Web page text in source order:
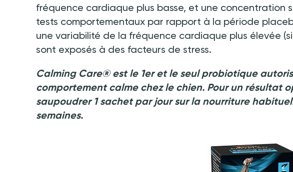
fréquence cardiaque plus basse, et une concentration
tests comportementaux par rapport à la période
une variabilité de la fréquence cardiaque plus élevée
sont exposés à des facteurs de stress.
Calming Care® est le 1er et le seul probiotique
comportement calme chez le chien. Pour un résultat
saupoudrer 1 sachet par jour sur la nourriture
semaines.